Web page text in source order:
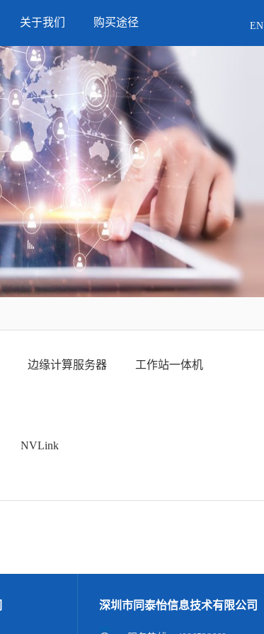
EN
关于我们 购买途径
边缘计算服务器 工作站一体机
NVLink
深圳市同泰怡信息技术有限公司